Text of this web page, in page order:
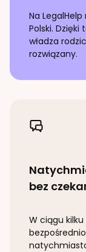
Na
Polski.
władza
rozwiązany.
bez
W ciągu